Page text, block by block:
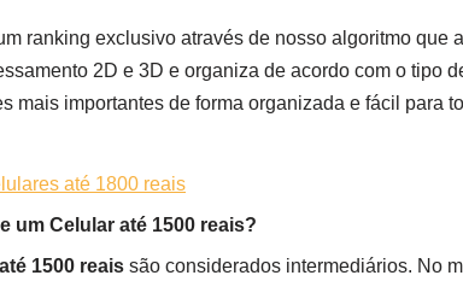
ranking exclusivo através de nosso algoritmo que
2D e 3D e organiza de acordo com o tipo
mais importantes de forma organizada e fácil para
até 1800 reais
um Celular até 1500 reais?
1500 reais são considerados intermediários. No